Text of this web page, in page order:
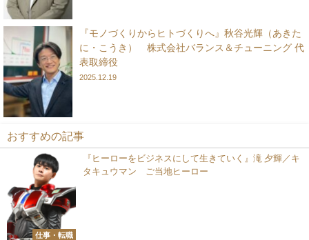
『モノづくりからヒトづくりへ』秋谷光輝（あきた
に・こうき） 株式会社バランス＆チューニング 代
表取締役
2025.12.19
おすすめの記事
仕事・転職
『ヒーローをビジネスにして生きていく』滝 夕輝／キ
タキュウマン ご当地ヒーロー